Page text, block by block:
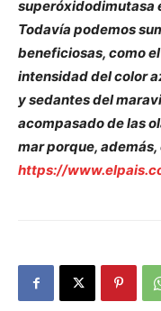
superóxidodimutasa
Todavía podemos
beneficiosas, como
intensidad del color
y sedantes del
acompasado de las
mar porque, además,
https://